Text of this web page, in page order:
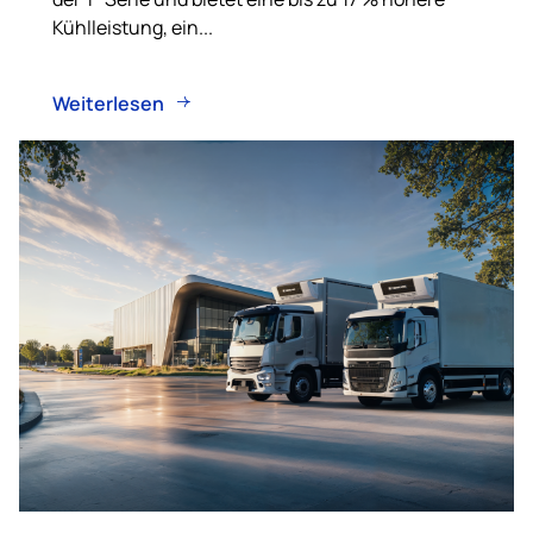
Kühlleistung, ein...
Weiterlesen